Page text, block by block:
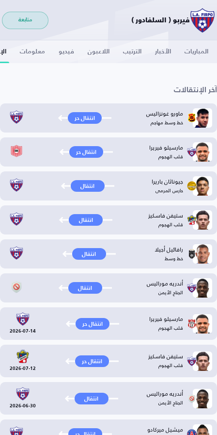
فيربو ( السلفادور ) متابعة
المباريات الأخبار الترتيب اللاعبون فيديو معلومات
آخر الإنتقالات
ماورو غونزاليس
خط وسط مهاجم انتقال حر
مارسيلو فيريرا
قلب الهجوم انتقال حر
جيوناثان باريرا
حارس المرمى انتقال
ستيفن فاسكيز
قلب الهجوم انتقال
رافائيل أجيلا
خط وسط انتقال
أندريه موراليس
الجناح الأيمن انتقال
مارسيلو فيريرا
قلب الهجوم انتقال حر
2026-07-14
ستيفن فاسكيز
قلب الهجوم انتقال حر
2026-07-12
أندريه موراليس
الجناح الأيمن انتقال
2026-06-30
ميشيل ميركادو